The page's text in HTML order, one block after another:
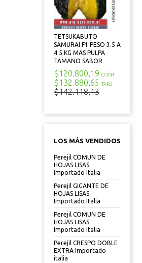
TETSUKABUTO
SAMURAI F1 PESO 3.5 A
4.5 KG MAS PULPA
TAMANO SABOR
$120.800,19 CONT
$132.880,65 TARJ
$142.118,13
LOS MÁS VENDIDOS
Perejil COMUN DE
HOJAS LISAS
Importado Italia
Perejil GIGANTE DE
HOJAS LISAS
Importado Italia
Perejil COMUN DE
HOJAS LISAS
Importado Italia
Perejil CRESPO DOBLE
EXTRA Importado
italia